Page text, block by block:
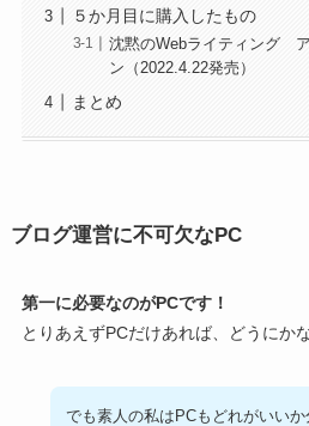
５か月目に購入したもの
沈黙のWebライティング
ン（2022.4.22発売）
まとめ
ブログ運営に不可欠なPC
第一に必要なのがPCです！
とりあえずPCだけあれば、どうにか
でも素人の私はPCもどれがいいか